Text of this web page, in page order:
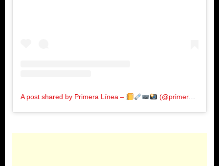
A post shared by Primera Línea – (@primeralinea.com.co)